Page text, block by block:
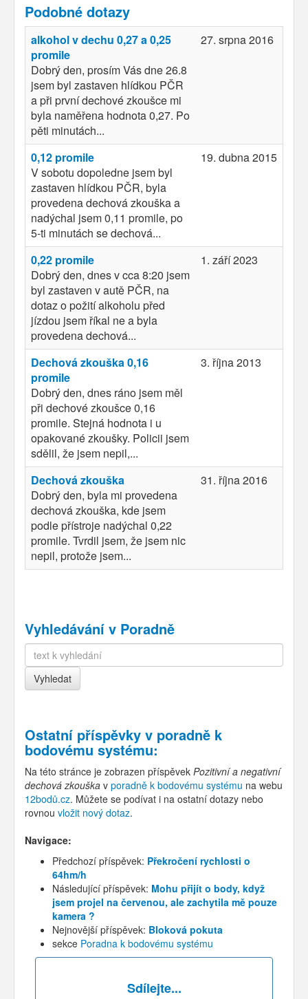
Podobné dotazy
alkohol v dechu 0,27 a 0,25
promile
Dobrý den, prosím Vás dne 26.8
jsem byl zastaven hlídkou PČR
a při první dechové zkoušce mi
byla naměřena hodnota 0,27. Po
pěti minutách...
27. srpna 2016
0,12 promile
V sobotu dopoledne jsem byl
zastaven hlídkou PČR, byla
provedena dechová zkouška a
nadýchal jsem 0,11 promile, po
5-ti minutách se dechová...
19. dubna 2015
0,22 promile
Dobrý den, dnes v cca 8:20 jsem
byl zastaven v autě PČR, na
dotaz o požití alkoholu před
jízdou jsem říkal ne a byla
provedena dechová...
1. září 2023
Dechová zkouška 0,16
promile
Dobrý den, dnes ráno jsem měl
při dechové zkoušce 0,16
promile. Stejná hodnota i u
opakované zkoušky. Policii jsem
sdělil, že jsem nepil,...
3. října 2013
Dechová zkouška
Dobrý den, byla mi provedena
dechová zkouška, kde jsem
podle přístroje nadýchal 0,22
promile. Tvrdil jsem, že jsem nic
nepil, protože jsem...
31. října 2016
Vyhledávání v Poradně
Ostatní příspěvky v poradně k
bodovému systému:
Na této stránce je zobrazen příspěvek Pozitivní a negativní
dechová zkouška v poradně k bodovému systému na webu
12bodů.cz. Můžete se podívat i na ostatní dotazy nebo
rovnou vložit nový dotaz.
Navigace:
Předchozí příspěvek: Překročení rychlosti o
64hm/h
Následující příspěvek: Mohu přijít o body, když
jsem projel na červenou, ale zachytila mě pouze
kamera ?
Nejnovější příspěvek: Bloková pokuta
sekce Poradna k bodovému systému
Sdílejte...